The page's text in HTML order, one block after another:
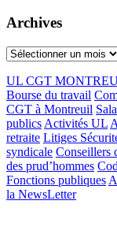
Archives
Archives
UL CGT
Bourse du travail
CGT à Montreuil
publics Activités UL
retraite Litiges
syndicale Conseillers
des prud’hommes
Fonctions publiques
la NewsLetter